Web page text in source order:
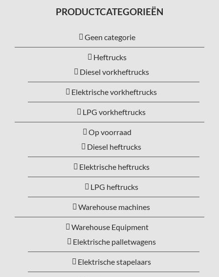
PRODUCTCATEGORIEËN
Geen categorie
Heftrucks
Diesel vorkheftrucks
Elektrische vorkheftrucks
LPG vorkheftrucks
Op voorraad
Diesel heftrucks
Elektrische heftrucks
LPG heftrucks
Warehouse machines
Warehouse Equipment
Elektrische palletwagens
Elektrische stapelaars